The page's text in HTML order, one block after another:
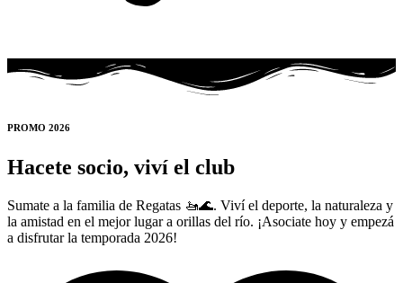
PROMO 2026
Hacete socio, viví el club
Sumate a la familia de Regatas 🚤🌊. Viví el deporte, la naturaleza y
la amistad en el mejor lugar a orillas del río. ¡Asociate hoy y empezá
a disfrutar la temporada 2026!